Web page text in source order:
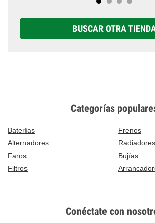
BUSCAR OTRA
Categorías
Baterías
Frenos
Alternadores
Radiadores
Faros
Bujías
Filtros
Conéctate con